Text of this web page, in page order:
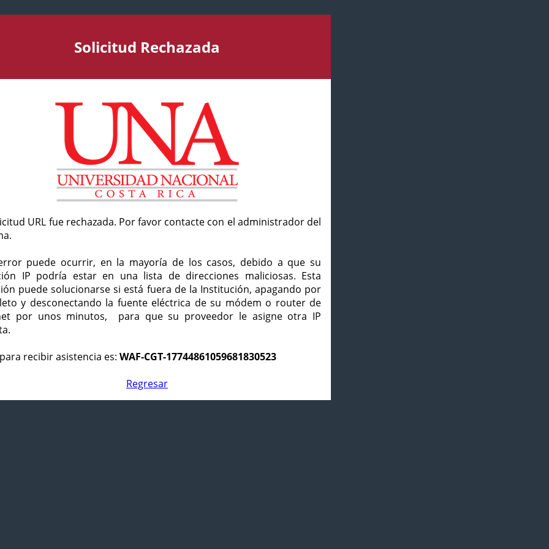
Solicitud Rechazada
URL fue rechazada. Por favor contacte con el administrador del
puede ocurrir, en la mayoría de los casos, debido a que su
IP podría estar en una lista de direcciones maliciosas. Esta
puede solucionarse si está fuera de la Institución, apagando por
y desconectando la fuente eléctrica de su módem o router de
por unos minutos, para que su proveedor le asigne otra IP
recibir asistencia es: WAF-CGT-17744861059681830523
Regresar